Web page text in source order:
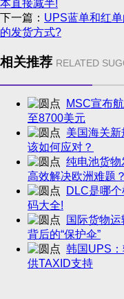
本直接减半!
下一篇： UPS蓝单和红
的发货方式?
相关推荐 RELATED
MSC宣布
至8700美元
美国海关
该如何应对？
纯电池货
高效解决欧洲难题？
DLC是哪
码大全!
国际货物
背后的“保护伞”
韩国UPS
供TAXID支持